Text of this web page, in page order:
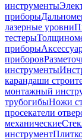
инструменты
приборы
лазерные уровни
тестеры
приборы
приборов
инструменты
карандаши
монтажный
трубогибыНожи
просекатели
механические
инструмент